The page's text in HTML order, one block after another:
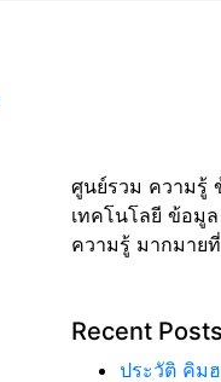
ศูนย์รวม ความรู้
เทคโนโลยี ข้อมู
ความรู้ มากมาย
Recent Posts
ประวัติ คิม